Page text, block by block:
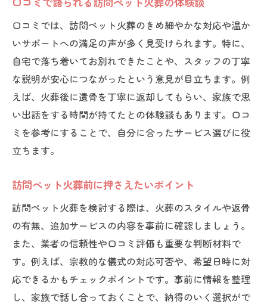
口コミでは、訪問ペット火葬のきめ細やかな対応や温か
いサポートへの満足の声が多く見受けられます。特に、
自宅で落ち着いてお別れできたことや、スタッフの丁寧
な説明が安心につながったという意見が目立ちます。例
えば、火葬後に遺骨を丁寧に返却してもらい、家族で思
い出話をする時間が持てたとの体験談もあります。口コ
ミを参考にすることで、自分に合ったサービス選びに役
立ちます。
訪問ペット火葬前に押さえたいポイント
訪問ペット火葬を検討する際は、火葬のスタイルや返骨
の有無、追加サービスの内容を事前に確認しましょう。
また、業者の信頼性や口コミ評価も重要な判断材料で
す。例えば、宗教的な儀式の対応可否や、希望日時に対
応できるかもチェックポイントです。事前に情報を整理
し、家族で話し合っておくことで、納得のいく選択がで